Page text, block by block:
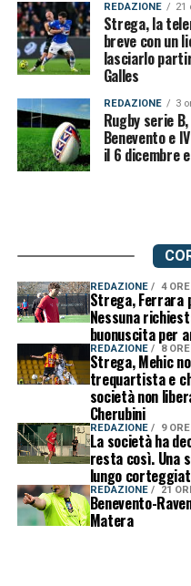
REDAZIONE 21
Strega, la
breve con un
lasciarlo
Galles
REDAZIONE 3
Rugby serie
Benevento e
il 6 dicembre
REDAZIONE 4 ORE
Strega, Ferrara
Nessuna
buonuscita per
REDAZIONE 8
Strega, Mehic
trequartista e
società non
Cherubini
REDAZIONE 9
La società ha
resta così. Una
lungo
REDAZIONE 21
Benevento-
Matera